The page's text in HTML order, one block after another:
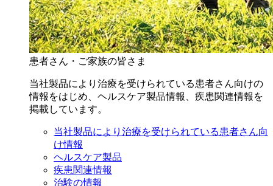
患者さん・ご家族の皆さま
当社製品により治療を受けられている患者さん向けの
情報をはじめ、ヘルスケア製品情報、疾患関連情報を
掲載しています。
当社製品により治療を受けられている患者さん向
け情報
ヘルスケア製品
疾患関連情報
治験の情報